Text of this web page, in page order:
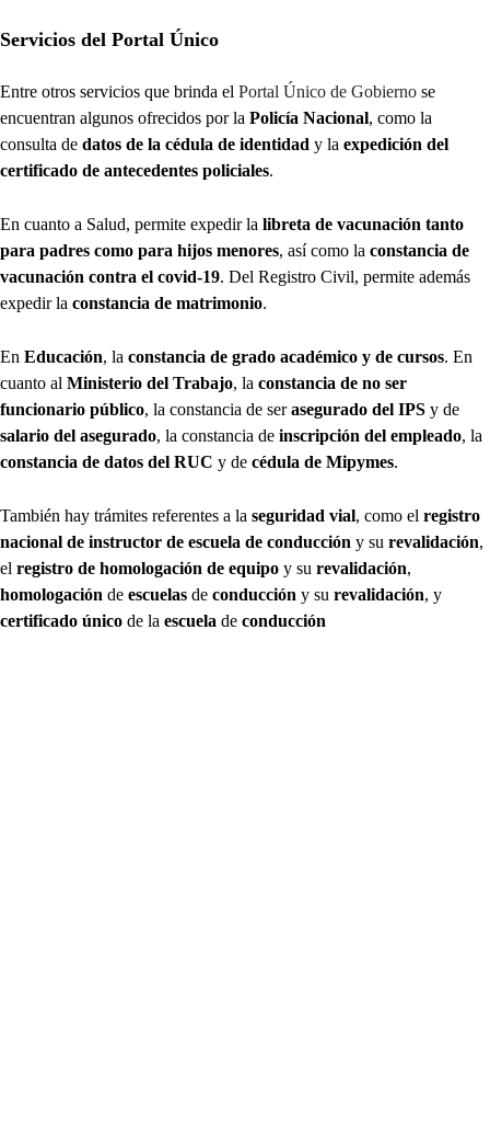
Servicios del Portal Único
Entre otros servicios que brinda el Portal Único de Gobierno se
encuentran algunos ofrecidos por la Policía Nacional, como la
consulta de datos de la cédula de identidad y la expedición del
certificado de antecedentes policiales.
En cuanto a Salud, permite expedir la libreta de vacunación tanto
para padres como para hijos menores, así como la constancia de
vacunación contra el covid-19. Del Registro Civil, permite además
expedir la constancia de matrimonio.
En Educación, la constancia de grado académico y de cursos. En
cuanto al Ministerio del Trabajo, la constancia de no ser
funcionario público, la constancia de serasegurado del IPS y de
salario del asegurado, la constancia de inscripción del empleado, la
constancia de datos del RUC y de cédula de Mipymes.
También hay trámites referentes a la seguridad vial, como el registro
nacional de instructor de escuela de conducción y su revalidación,
el registro de homologación de equipo y su revalidación,
homologación de escuelas de conducción y su revalidación, y
certificado único de la escuela de conducción